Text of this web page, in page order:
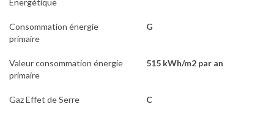
Energétique
Consommation énergie
primaire
G
Valeur consommation énergie
primaire
515 kWh/m2 par an
Gaz Effet de Serre C